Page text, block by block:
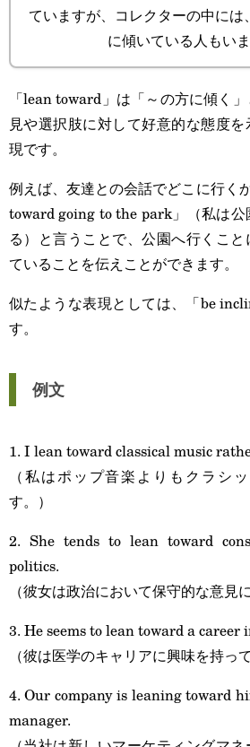
ていますが、コレクターの中に
に傾いている人もいま
「lean toward」は「～の方に傾く
見や選択肢に対して好意的な態度
現です。
例えば、友達との会話でどこに行く
toward going to the park」（私は公
る）と言うことで、公園へ行くこ
ていることを伝えことができます。
似たような表現としては、「be
す。
例文
1. I lean toward classical music
（私はポップ音楽よりもクラシ
す。）
2. She tends to lean toward
politics.
（彼女は政治において保守的な意見
3. He seems to lean toward a career
（彼は医学のキャリアに興味を持っ
4. Our company is leaning toward
manager.